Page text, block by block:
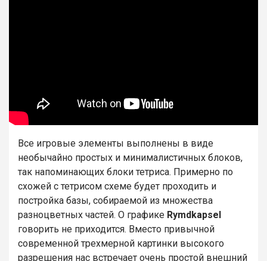
Все игровые элементы выполнены в виде
необычайно простых и минималистичных блоков,
так напоминающих блоки тетриса. Примерно по
схожей с тетрисом схеме будет проходить и
постройка базы, собираемой из множества
разноцветных частей. О графике Rymdkapsel
говорить не приходится. Вместо привычной
современной трехмерной картинки высокого
разрешения нас встречает очень простой внешний